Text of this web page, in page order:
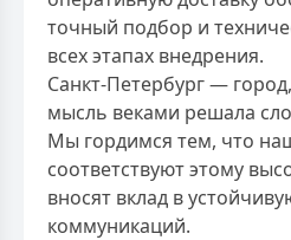
точный подбор и
всех этапах внедрения.
Санкт-Петербург —
мысль веками решала
Мы гордимся тем, что
соответствуют этому
вносят вклад в
коммуникаций.